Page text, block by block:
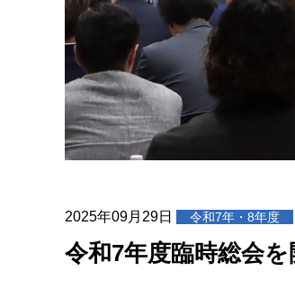
2025年09月29日 令和7年・8年度
令和7年度臨時総会